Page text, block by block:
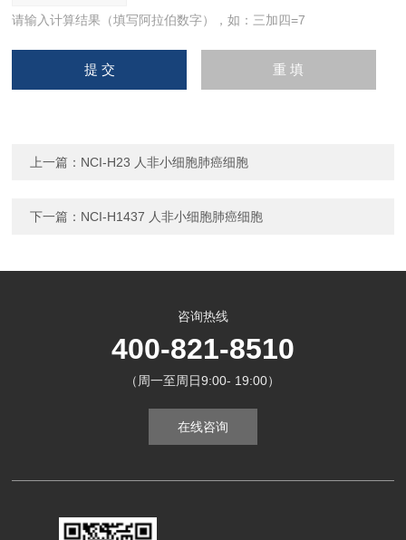
请输入计算结果（填写阿拉伯数字），如：三加四=7
上一篇： NCI-H23 人非小细胞肺癌细胞
下一篇： NCI-H1437 人非小细胞肺癌细胞
咨询热线
400-821-8510
（周一至周日9:00- 19:00）
在线咨询